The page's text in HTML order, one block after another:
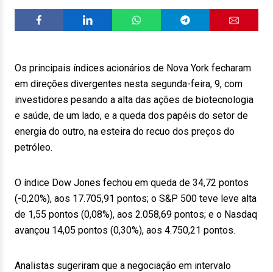
Os principais índices acionários de Nova York fecharam
em direções divergentes nesta segunda-feira, 9, com
investidores pesando a alta das ações de biotecnologia
e saúde, de um lado, e a queda dos papéis do setor de
energia do outro, na esteira do recuo dos preços do
petróleo.
O índice Dow Jones fechou em queda de 34,72 pontos
(-0,20%), aos 17.705,91 pontos; o S&P 500 teve leve alta
de 1,55 pontos (0,08%), aos 2.058,69 pontos; e o Nasdaq
avançou 14,05 pontos (0,30%), aos 4.750,21 pontos.
Analistas sugeriram que a negociação em intervalo